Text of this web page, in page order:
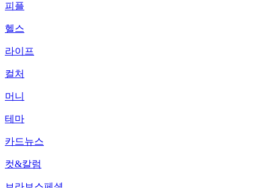
피플
헬스
라이프
컬처
머니
테마
카드뉴스
컷&칼럼